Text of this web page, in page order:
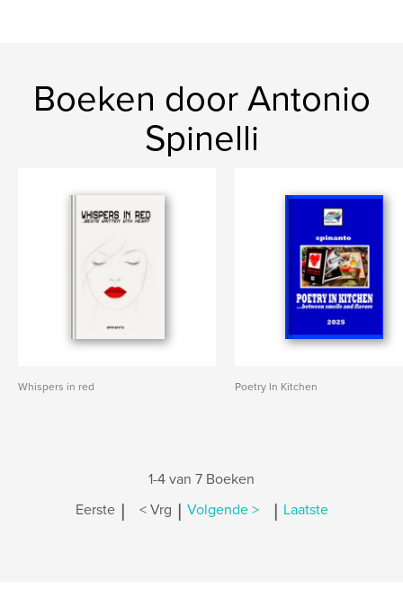
Boeken door Antonio
Spinelli
Whispers in red Poetry In Kitchen
1-4 van 7 Boeken
Eerste | < Vrg | Volgende > | Laatste